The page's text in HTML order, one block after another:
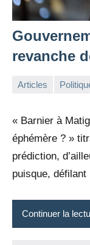
revanche
Articles
« Barnier à
éphémère ? »
prédiction,
puisque,
Continuer la